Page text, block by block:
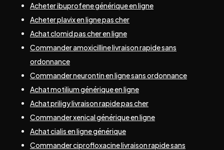
Acheter ibuprofene générique en ligne
Acheter plavix en ligne pas cher
Achat clomid pas cher en ligne
Commander amoxicilline livraison rapide sans
ordonnance
Commander neurontin en ligne sans ordonnance
Achat motilium générique en ligne
Achat priligy livraison rapide pas cher
Commander xenical générique en ligne
Achat cialis en ligne générique
Commander ciprofloxacine livraison rapide sans